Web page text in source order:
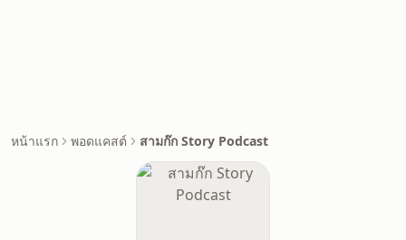
หน้าแรก พอดแคสต์ สามก๊ก Story Podcast